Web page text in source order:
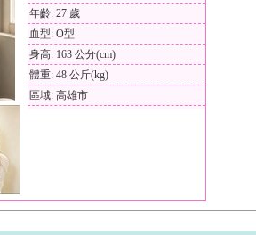
年齡: 27 歲
血型: O型
身高: 163 公分(cm)
體重: 48 公斤(kg)
區域: 高雄市